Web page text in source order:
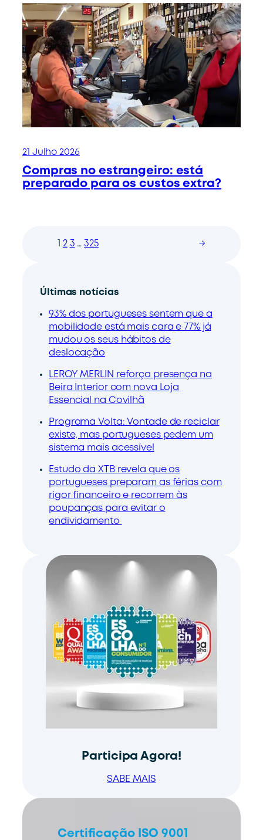
21 Julho 2026
Compras no estrangeiro: está
preparado para os custos extra?
2 3 … 325 →
Últimas notícias
93% dos portugueses sentem que a
mobilidade está mais cara e 77% já
mudou os seus hábitos de
deslocação
LEROY MERLIN reforça presença na
Beira Interior com nova Loja
Essencial na Covilhã
Programa Volta: Vontade de reciclar
existe, mas portugueses pedem um
sistema mais acessível
Estudo da XTB revela que os
portugueses preparam as férias com
rigor financeiro e recorrem às
poupanças para evitar o
endividamento
Participa Agora!
SABE MAIS
Certificação ISO 9001